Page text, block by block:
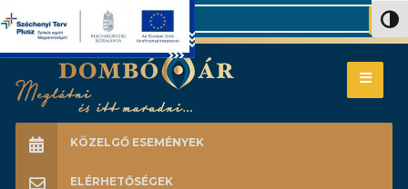
Search
KÖZELGŐ ESEMÉNYEK
ELÉRHETŐSÉGEK